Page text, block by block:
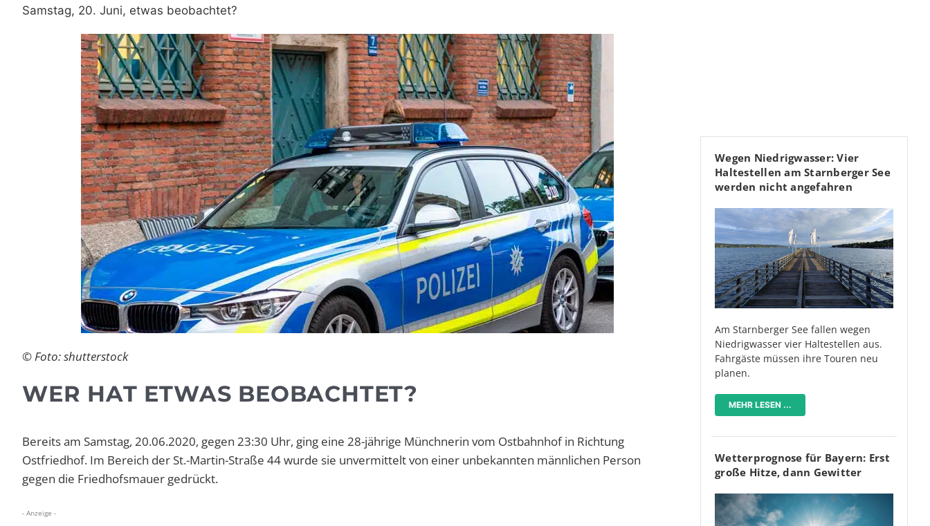
Samstag, 20. Juni, etwas beobachtet?
© Foto: shutterstock
WER HAT ETWAS BEOBACHTET?
Bereits am Samstag, 20.06.2020, gegen 23:30 Uhr, ging eine 28-jährige Münchnerin vom Ostbahnhof in Richtung
Ostfriedhof. Im Bereich der St.-Martin-Straße 44 wurde sie unvermittelt von einer unbekannten männlichen Person
gegen die Friedhofsmauer gedrückt.
- Anzeige -
Wegen Niedrigwasser: Vier
Haltestellen am Starnberger See
werden nicht angefahren
Am Starnberger See fallen wegen
Niedrigwasser vier Haltestellen aus.
Fahrgäste müssen ihre Touren neu
planen.
MEHR LESEN ...
Wetterprognose für Bayern: Erst
große Hitze, dann Gewitter